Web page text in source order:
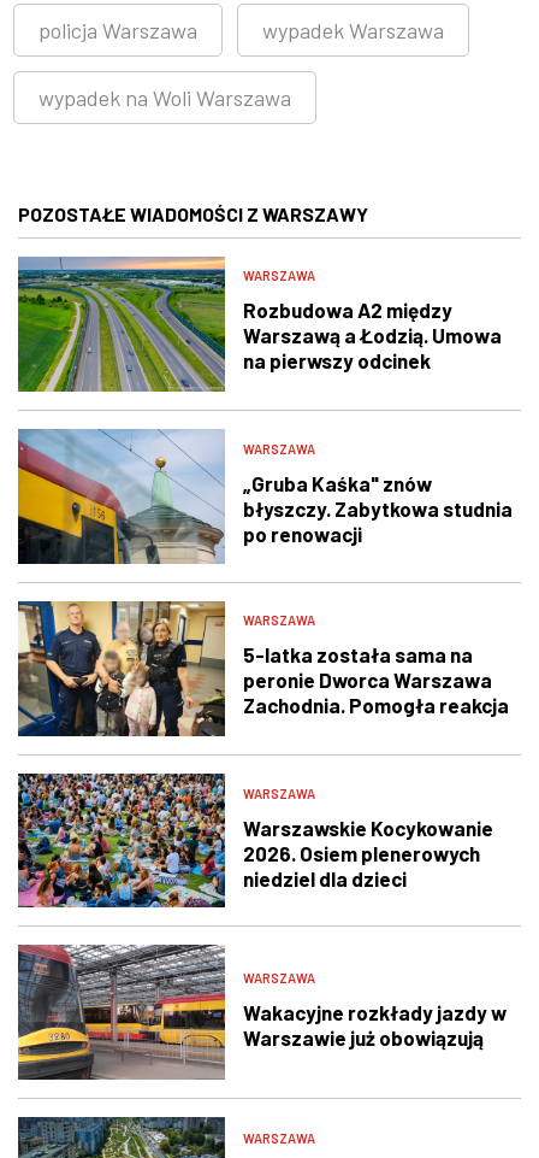
policja Warszawa wypadek Warszawa
wypadek na Woli Warszawa
POZOSTAŁE WIADOMOŚCI Z WARSZAWY
WARSZAWA
Rozbudowa A2 między
Warszawą a Łodzią. Umowa
na pierwszy odcinek
WARSZAWA
„Gruba Kaśka" znów
błyszczy. Zabytkowa studnia
po renowacji
WARSZAWA
5-latka została sama na
peronie Dworca Warszawa
Zachodnia. Pomogła reakcja
WARSZAWA
Warszawskie Kocykowanie
2026. Osiem plenerowych
niedziel dla dzieci
WARSZAWA
Wakacyjne rozkłady jazdy w
Warszawie już obowiązują
WARSZAWA